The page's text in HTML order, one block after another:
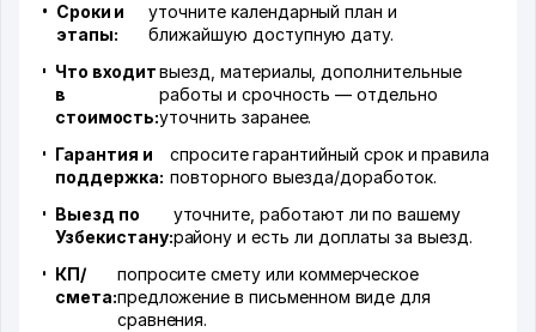
Сроки и
этапы:
уточните календарный план и
ближайшую доступную дату.
Что входит
в
стоимость:
выезд, материалы, дополнительные
работы и срочность — отдельно
уточнить заранее.
Гарантия и
поддержка:
спросите гарантийный срок и правила
повторного выезда/доработок.
Выезд по
Узбекистану:
уточните, работают ли по вашему
району и есть ли доплаты за выезд.
КП/
смета:
попросите смету или коммерческое
предложение в письменном виде для
сравнения.